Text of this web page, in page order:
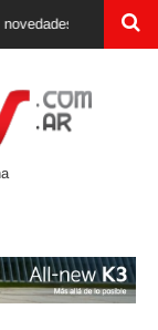
lanzamientos y